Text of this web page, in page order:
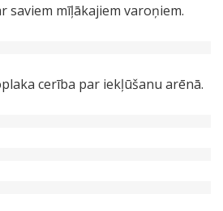
saviem mīļākajiem varoņiem.
cerība par iekļūšanu arēnā.